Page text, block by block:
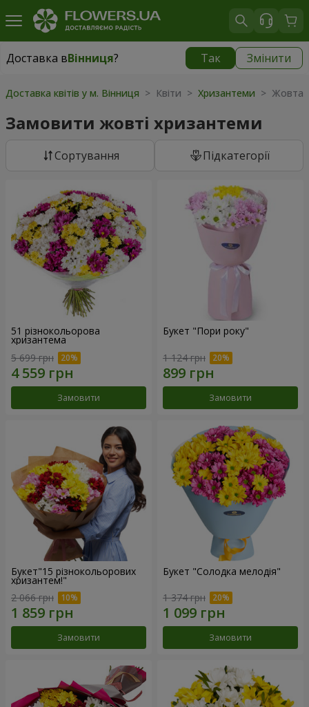
Доставка вВінниця? Так Змінити
Доставка вВінниця|
Доставка квітів у м. Вінниця > Квіти > Хризантеми > Жовта
Замовити жовті хризантеми
Сортування Підкатегорії
51 різнокольорова
хризантема
5 699 грн
Замовити
Букет "Пори року"
1 124 грн
Замовити
Букет"15 різнокольорових
хризантем!"
2 066 грн
Замовити
Букет "Солодка мелодія"
1 374 грн
Замовити